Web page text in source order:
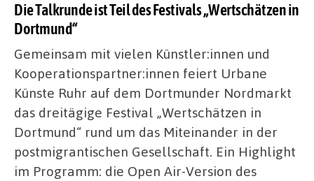
Die Talkrunde ist Teil des Festivals „Wertschätzen in
Dortmund“
Gemeinsam mit vielen Künstler:innen und
Kooperationspartner:innen feiert Urbane
Künste Ruhr auf dem Dortmunder Nordmarkt
das dreitägige Festival „Wertschätzen in
Dortmund“ rund um das Miteinander in der
postmigrantischen Gesellschaft. Ein Highlight
im Programm: die Open Air-Version des